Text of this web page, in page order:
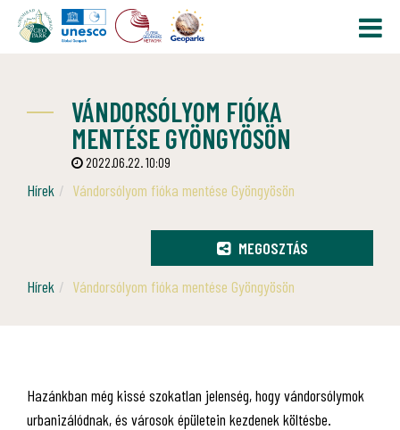
VÁNDORSÓLYOM FIÓKA
MENTÉSE GYÖNGYÖSÖN
2022.06.22. 10:09
Hírek Vándorsólyom fióka mentése Gyöngyösön
MEGOSZTÁS
Hírek
Vándorsólyom fióka mentése Gyöngyösön
Hazánkban még kissé szokatlan jelenség, hogy vándorsólymok
urbanizálódnak, és városok épületein kezdenek költésbe.